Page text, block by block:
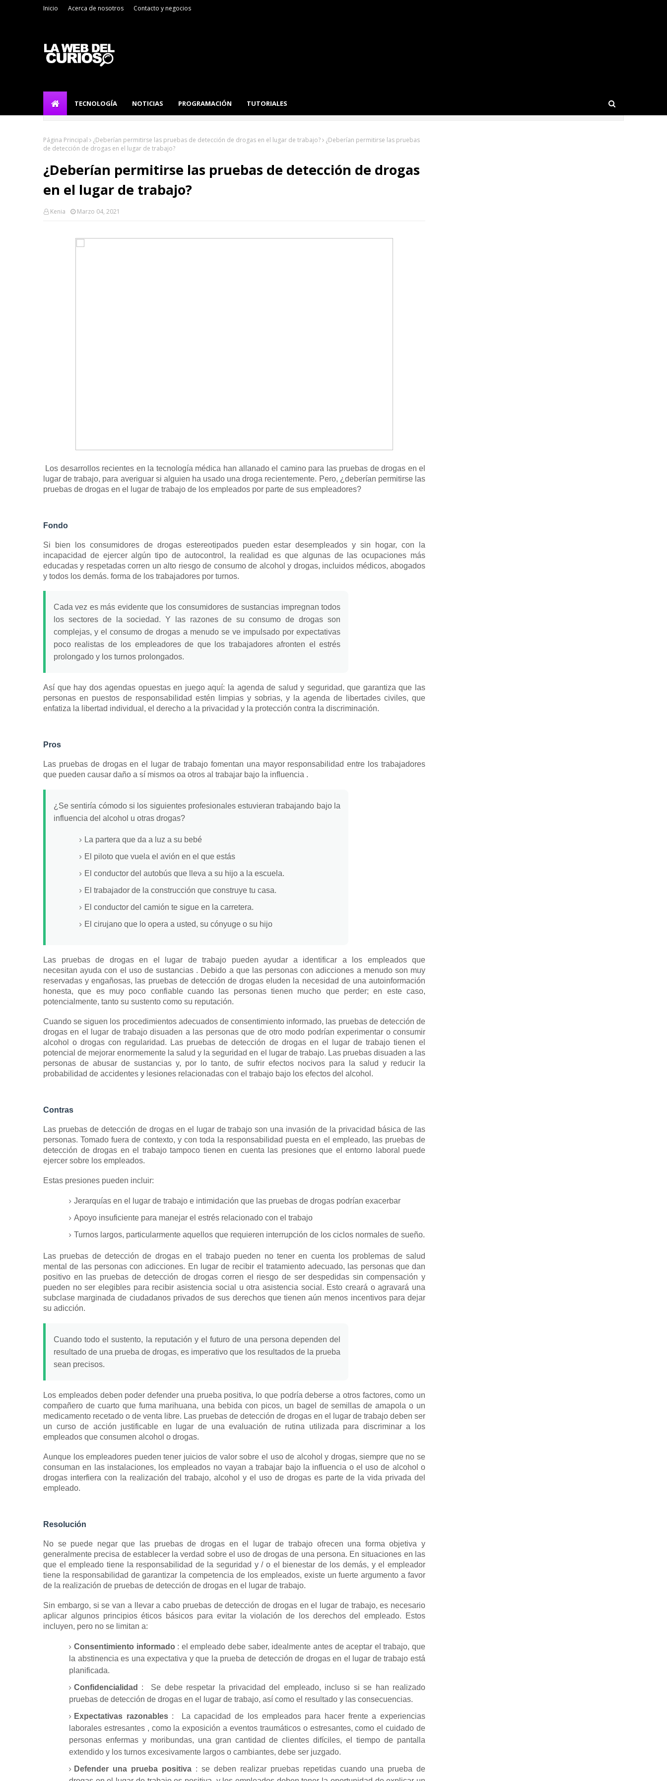
Inicio Acerca de nosotros Contacto y negocios
TECNOLOGÍA NOTICIAS PROGRAMACIÓN TUTORIALES
Página Principal ¿Deberían permitirse las pruebas de detección de drogas en el lugar de trabajo?
¿Deberían permitirse las pruebas
de detección de drogas en el lugar de trabajo?
¿Deberían permitirse las pruebas de detección de drogas
en el lugar de trabajo?
Kenia Marzo 04, 2021
Los desarrollos recientes en la tecnología médica han allanado el camino para las pruebas de drogas en el
lugar de trabajo, para averiguar si alguien ha usado una droga recientemente. Pero, ¿deberían permitirse las
pruebas de drogas en el lugar de trabajo de los empleados por parte de sus empleadores?
Fondo
Si bien los consumidores de drogas estereotipados pueden estar desempleados y sin hogar, con la
incapacidad de ejercer algún tipo de autocontrol, la realidad es que algunas de las ocupaciones más
educadas y respetadas corren un alto riesgo de consumo de alcohol y drogas, incluidos médicos, abogados
y todos los demás. forma de los trabajadores por turnos.
Cada vez es más evidente que los consumidores de sustancias impregnan todos
los sectores de la sociedad.Y las razones de su consumo de drogas son
complejas, y el consumo de drogas a menudo se ve impulsado por expectativas
poco realistas de los empleadores de que los trabajadores afronten el estrés
prolongado y los turnos prolongados.
Así que hay dos agendas opuestas en juego aquí: la agenda de salud y seguridad, que garantiza que las
personas en puestos de responsabilidad estén limpias y sobrias, y la agenda de libertades civiles, que
enfatiza la libertad individual, el derecho a la privacidad y la protección contra la discriminación.
Pros
Las pruebas de drogas en el lugar de trabajo fomentan una mayor responsabilidad entre los trabajadores
que pueden causar daño a sí mismos oa otros al trabajar bajo la influencia .
¿Se sentiría cómodo si los siguientes profesionales estuvieran trabajando bajo la
influencia del alcohol u otras drogas?
La partera que da a luz a su bebé
El piloto que vuela el avión en el que estás
El conductor del autobús que lleva a su hijo a la escuela.
El trabajador de la construcción que construye tu casa.
El conductor del camión te sigue en la carretera.
El cirujano que lo opera a usted, su cónyuge o su hijo
Las pruebas de drogas en el lugar de trabajo pueden ayudar a identificar a los empleados que
necesitanayuda con el uso de sustancias . Debido a que las personas con adicciones a menudo son muy
reservadas y engañosas, las pruebas de detección de drogas eluden la necesidad de una autoinformación
honesta, que es muy poco confiable cuando las personas tienen mucho que perder;en este caso,
potencialmente, tanto su sustento como su reputación.
Cuando se siguen los procedimientos adecuados de consentimiento informado, las pruebas de detección de
drogas en el lugar de trabajo disuaden a las personas que de otro modo podrían experimentar o consumir
alcohol o drogas con regularidad.
Las pruebas de detección de drogas en el lugar de trabajo tienen el
potencial de mejorar enormemente la salud y la seguridad en el lugar de trabajo. Las pruebas disuaden a las
personas de abusar de sustancias y, por lo tanto, de sufrir efectos nocivos para la salud y reducir la
probabilidad de accidentes y lesiones relacionadas con el trabajo bajo los efectos del alcohol.
Contras
Las pruebas de detección de drogas en el lugar de trabajo son una invasión de la privacidad básica de las
personas.Tomado fuera de contexto, y con toda la responsabilidad puesta en el empleado, las pruebas de
detección de drogas en el trabajo tampoco tienen en cuenta las presiones que el entorno laboral puede
ejercer sobre los empleados.
Estas presiones pueden incluir:
Jerarquías en el lugar de trabajo e intimidación que las pruebas de drogas podrían exacerbar
Apoyo insuficiente para manejar el estrés relacionado con el trabajo
Turnos largos, particularmente aquellos que requieren interrupción de los ciclos normales de sueño.
Las pruebas de detección de drogas en el trabajo pueden no tener en cuenta los problemas de salud
mental de las personas con adicciones. En lugar de recibir el tratamiento adecuado, las personas que dan
positivo en las pruebas de detección de drogas corren el riesgo de ser despedidas sin compensación y
pueden no ser elegibles para recibir asistencia social u otra asistencia social. Esto creará o agravará una
subclase marginada de ciudadanos privados de sus derechos que tienen aún menos incentivos para dejar
su adicción.
Cuando todo el sustento, la reputación y el futuro de una persona dependen del
resultado de una prueba de drogas, es imperativo que los resultados de la prueba
sean precisos.
Los empleados deben poder defender una prueba positiva, lo que podría deberse a otros factores, como un
compañero de cuarto que fuma marihuana, una bebida con picos, un bagel de semillas de amapola o un
medicamento recetado o de venta libre. Las pruebas de detección de drogas en el lugar de trabajo deben ser
un curso de acción justificable en lugar de una evaluación de rutina utilizada para discriminar a los
empleados que consumen alcohol o drogas.
Aunque los empleadores pueden tener juicios de valor sobre el uso de alcohol y drogas, siempre que no se
consuman en las instalaciones, los empleados no vayan a trabajar bajo la influencia o el uso de alcohol o
drogas interfiera con la realización del trabajo, alcohol y el uso de drogas es parte de la vida privada del
empleado.
Resolución
No se puede negar que las pruebas de drogas en el lugar de trabajo ofrecen una forma objetiva y
generalmente precisa de establecer la verdad sobre el uso de drogas de una persona. En situaciones en las
que el empleado tiene la responsabilidad de la seguridad y / o el bienestar de los demás, y el empleador
tiene la responsabilidad de garantizar la competencia de los empleados, existe un fuerte argumento a favor
de la realización de pruebas de detección de drogas en el lugar de trabajo.
Sin embargo, si se van a llevar a cabo pruebas de detección de drogas en el lugar de trabajo, es necesario
aplicar algunos principios éticos básicos para evitar la violación de los derechos del empleado.
Estos
incluyen, pero no se limitan a:
Consentimiento informado : el empleado debe saber, idealmente antes de aceptar el trabajo, que
la abstinencia es una expectativa y que la prueba de detección de drogas en el lugar de trabajo está
planificada.
Confidencialidad
:
Se debe respetar la privacidad del empleado, incluso si se han realizado
pruebas de detección de drogas en el lugar de trabajo, así como el resultado y las consecuencias.
Expectativas razonables: La capacidad de los empleados para hacer frente aexperiencias
laborales estresantes, como la exposición a eventos traumáticos o estresantes, como el cuidado de
personas enfermas y moribundas, una gran cantidad de clientes difíciles, el tiempo de pantalla
extendido y los turnos excesivamente largos o cambiantes, debe ser juzgado.
Defender una prueba positiva : se deben realizar pruebas repetidas cuando una prueba de